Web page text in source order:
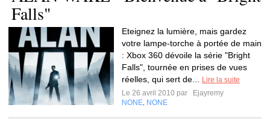
Falls"
Eteignez la lumière, mais gardez
votre lampe-torche à portée de main
: Xbox 360 dévoile la série "Bright
Falls", tournée en prises de vues
réelles, qui sert de...
Lire la suite
Le 26 avril 2010 par
Ejayremy
NONE NONE